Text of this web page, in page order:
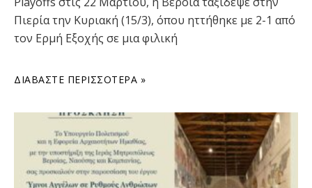
Πιερία την Κυριακή (15/3), όπου ηττήθηκε με 2-1 από
τον Ερμή Εξοχής σε μια φιλική
ΔΙΑΒΆΣΤΕ ΠΕΡΙΣΣΌΤΕΡΑ »